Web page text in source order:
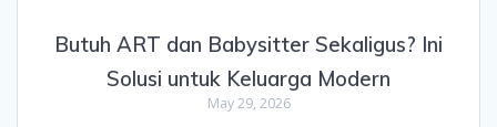
Butuh ART dan Babysitter Sekaligus? Ini
Solusi untuk Keluarga Modern
May 29, 2026